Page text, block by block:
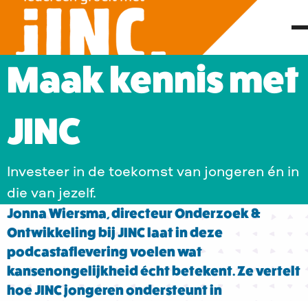
Maak kennis met
JINC
Investeer in de toekomst van jongeren én in
die van jezelf.
Jonna Wiersma, directeur Onderzoek &
Ontwikkeling bij JINC laat in deze
podcastaflevering voelen wat
kansenongelijkheid écht betekent. Ze vertelt
hoe JINC jongeren ondersteunt in